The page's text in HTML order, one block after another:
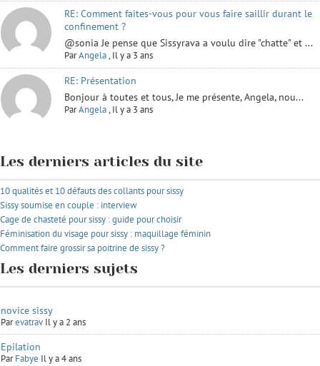
RE: Comment faites-vous pour vous faire saillir durant le
confinement ?
@sonia Je pense que Sissyrava a voulu dire "chatte" et ...
ParAngela, Il y a 3 ans
RE: Présentation
Bonjour à toutes et tous, Je me présente, Angela, nou...
ParAngela, Il y a 3 ans
Les derniers articles du site
10 qualités et 10 défauts des collants pour sissy
Sissy soumise en couple : interview
Cage de chasteté pour sissy : guide pour choisir
Féminisation du visage pour sissy : maquillage féminin
Comment faire grossir sa poitrine de sissy ?
Les derniers sujets
novice sissy
Parevatrav Il y a 2 ans
Epilation
ParFabye Il y a 4 ans